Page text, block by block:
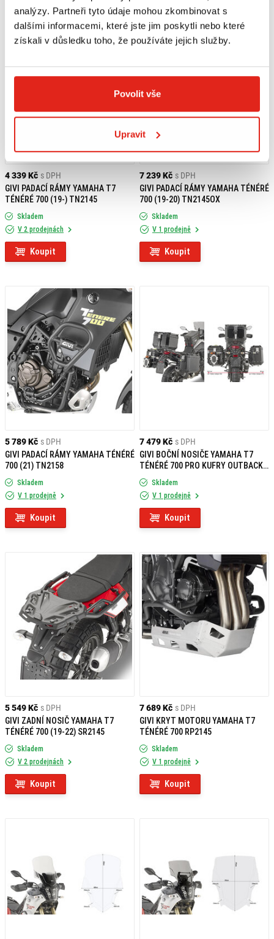
analýzy. Partneři tyto údaje mohou zkombinovat s
dalšími informacemi, které jste jim poskytli nebo které
získali v důsledku toho, že používáte jejich služby.
Povolit vše
Upravit
4 339 Kč s DPH
GIVI PADACÍ RÁMY YAMAHA T7
TÉNÉRÉ 700 (19-) TN2145
Skladem
V 2 prodejnách
Koupit
7 239 Kč s DPH
GIVI PADACÍ RÁMY YAMAHA TÉNÉRÉ
700 (19-20) TN2145OX
Skladem
V 1 prodejně
Koupit
5 789 Kč s DPH
GIVI PADACÍ RÁMY YAMAHA TÉNÉRÉ
700 (21) TN2158
Skladem
V 1 prodejně
Koupit
7 479 Kč s DPH
GIVI BOČNÍ NOSIČE YAMAHA T7
TÉNÉRÉ 700 PRO KUFRY OUTBACK
PLO2145CAM
Skladem
V 1 prodejně
Koupit
5 549 Kč s DPH
GIVI ZADNÍ NOSIČ YAMAHA T7
TÉNÉRÉ 700 (19-22) SR2145
Skladem
V 2 prodejnách
Koupit
7 689 Kč s DPH
GIVI KRYT MOTORU YAMAHA T7
TÉNÉRÉ 700 RP2145
Skladem
V 1 prodejně
Koupit